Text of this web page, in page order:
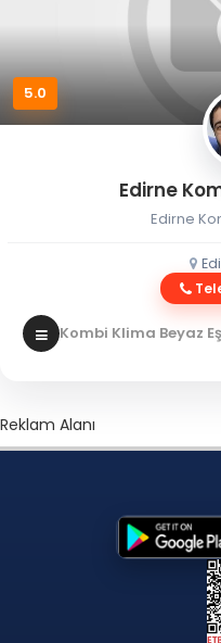
5.0
Edirne
Edirne
Kombi Klima Beyaz
Reklam Alanı